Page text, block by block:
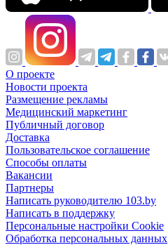
О проекте
Новости проекта
Размещение рекламы
Медицинский маркетинг
Публичный договор
Доставка
Пользовательское соглашение
Способы оплаты
Вакансии
Партнеры
Написать руководителю 103.by
Написать в поддержку
Персональные настройки Cookie
Обработка персональных данных